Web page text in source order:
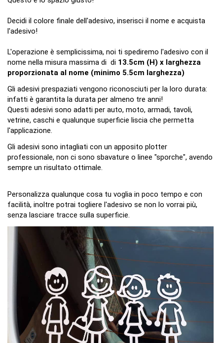
Decidi il colore finale dell'adesivo, inserisci il nome e acquista
l'adesivo!
L'operazione è semplicissima, noi ti spediremo l'adesivo con il
nome nella misura massima di di 13.5cm (H) x larghezza
proporzionata al nome (minimo 5.5cm larghezza)
Gli adesivi prespaziati vengono riconosciuti per la loro durata:
infatti è garantita la durata per almeno tre anni!
Questi adesivi sono adatti per auto, moto, armadi, tavoli,
vetrine, caschi e qualunque superficie liscia che permetta
l'applicazione.
Gli adesivi sono intagliati con un apposito plotter
professionale, non ci sono sbavature o linee "sporche", avendo
sempre un risultato ottimale.
Personalizza qualunque cosa tu voglia in poco tempo e con
facilità, inoltre potrai togliere l'adesivo se non lo vorrai più,
senza lasciare tracce sulla superficie.